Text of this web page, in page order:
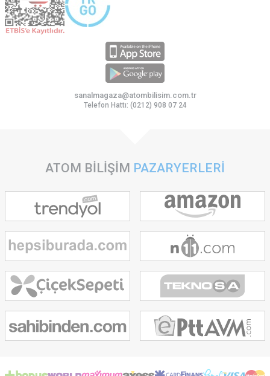
sanalmagaza@atombilisim.com.tr
Telefon Hattı: (0212) 908 07 24
ATOM BİLİŞİM PAZARYERLERİ